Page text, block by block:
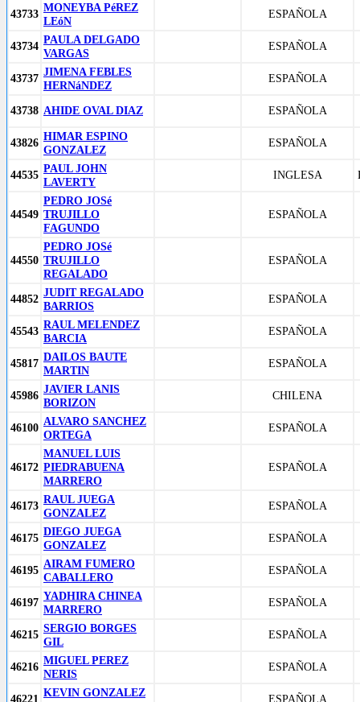
43733 MONEYBA PéREZ
LEóN
ESPAÑOLA
43734 PAULA DELGADO
VARGAS
ESPAÑOLA
43737 JIMENA FEBLES
HERNáNDEZ
ESPAÑOLA
43738 AHIDE OVAL DIAZ ESPAÑOLA
43826 HIMAR ESPINO
GONZALEZ
ESPAÑOLA
44535 PAUL JOHN
LAVERTY
INGLESA
44549
PEDRO JOSé
TRUJILLO
FAGUNDO
ESPAÑOLA
44550
PEDRO JOSé
TRUJILLO
REGALADO
ESPAÑOLA
44852 JUDIT REGALADO
BARRIOS
ESPAÑOLA
45543 RAUL MELENDEZ
BARCIA
ESPAÑOLA
45817 DAILOS BAUTE
MARTIN
ESPAÑOLA
45986 JAVIER LANIS
BORIZON
CHILENA
46100 ALVARO SANCHEZ
ORTEGA
ESPAÑOLA
46172
MANUEL LUIS
PIEDRABUENA
MARRERO
ESPAÑOLA
46173 RAUL JUEGA
GONZALEZ
ESPAÑOLA
46175 DIEGO JUEGA
GONZALEZ
ESPAÑOLA
46195 AIRAM FUMERO
CABALLERO
ESPAÑOLA
46197 YADHIRA CHINEA
MARRERO
ESPAÑOLA
46215 SERGIO BORGES
GIL
ESPAÑOLA
46216 MIGUEL PEREZ
NERIS
ESPAÑOLA
46221 KEVIN GONZALEZ
ESPAÑOLA